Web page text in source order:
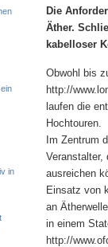
in
Die
Äther.
kabelloser
Obwohl bis
http://
laufen die
Hochtouren.
Im Zentrum
Veranstalter,
ausreichen
Einsatz von
an
in einem
http://